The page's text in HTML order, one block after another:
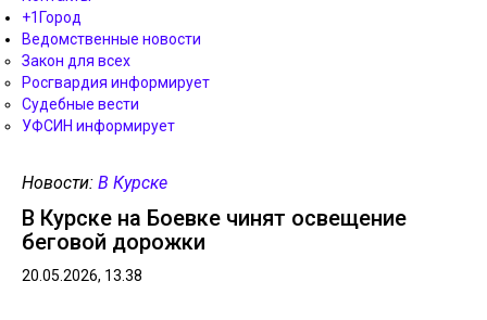
+1Город
Ведомственные новости
Закон для всех
Росгвардия информирует
Судебные вести
УФСИН информирует
Новости: В Курске
В Курске на Боевке чинят освещение
беговой дорожки
20.05.2026, 13.38